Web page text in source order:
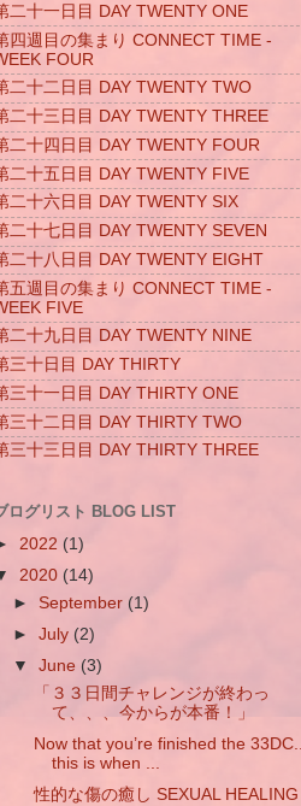
二十一日目 DAY TWENTY ONE
四週目の集まり CONNECT TIME -
FOUR
二十二日目 DAY TWENTY TWO
二十三日目 DAY TWENTY THREE
二十四日目 DAY TWENTY FOUR
二十五日目 DAY TWENTY FIVE
二十六日目 DAY TWENTY SIX
二十七日目 DAY TWENTY SEVEN
二十八日目 DAY TWENTY EIGHT
五週目の集まり CONNECT TIME -
FIVE
二十九日目 DAY TWENTY NINE
三十日目 DAY THIRTY
三十一日目 DAY THIRTY ONE
三十二日目 DAY THIRTY TWO
三十三日目 DAY THIRTY THREE
ログリスト BLOG LIST
2022 (1)
2020 (14)
► September (1)
►July (2)
▼June (3)
「３３日間チャレンジが終わっ
て、、、今からが本番！」
Now that you’re finished the 33DC...
this is when ...
性的な傷の癒し SEXUAL HEALING